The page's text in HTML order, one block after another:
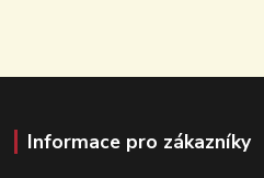
Informace pro zákazníky